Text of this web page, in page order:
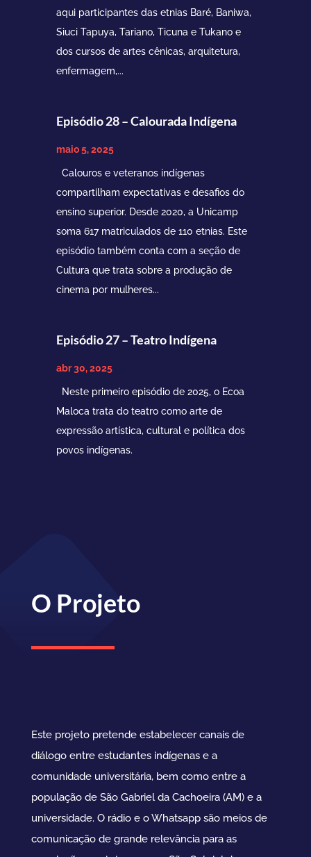
aqui participantes das etnias Baré, Baniwa,
Siuci Tapuya, Tariano, Ticuna e Tukano e
dos cursos de artes cênicas, arquitetura,
enfermagem,...
Episódio 28 – Calourada Indígena
maio 5, 2025
Calouros e veteranos indígenas
compartilham expectativas e desafios do
ensino superior. Desde 2020, a Unicamp
soma 617 matriculados de 110 etnias. Este
episódio também conta com a seção de
Cultura que trata sobre a produção de
cinema por mulheres...
Episódio 27 – Teatro Indígena
abr 30, 2025
Neste primeiro episódio de 2025, o Ecoa
Maloca trata do teatro como arte de
expressão artística, cultural e política dos
povos indígenas.
O Projeto
Este projeto pretende estabelecer canais de
diálogo entre estudantes indígenas e a
comunidade universitária, bem como entre a
população de São Gabriel da Cachoeira (AM) e a
universidade. O rádio e o Whatsapp são meios de
comunicação de grande relevância para as